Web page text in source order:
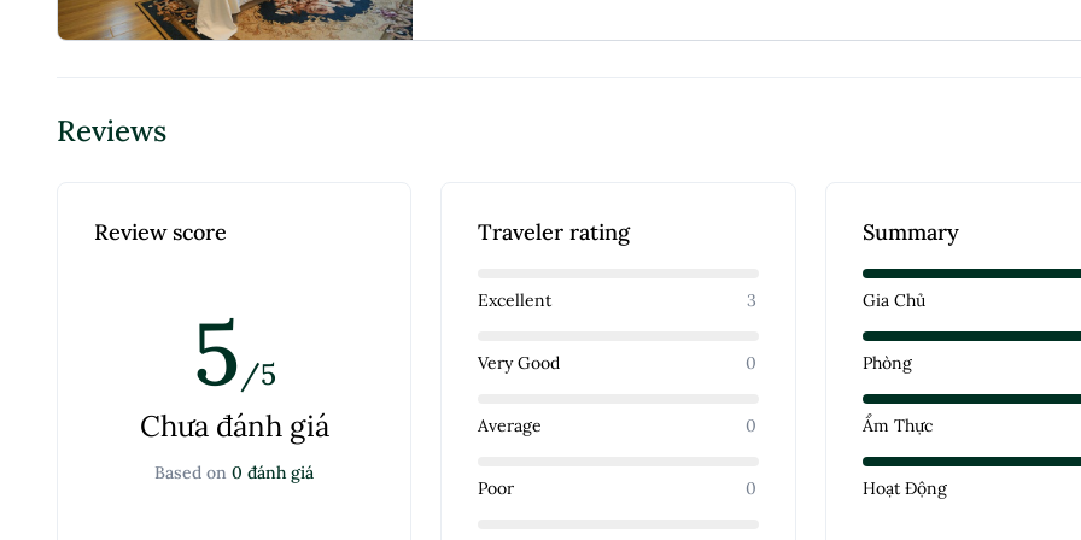
Reviews
Review score
5/5
Chưa đánh giá
Based on0 đánh giá
Traveler rating
Excellent 3
Very Good 0
Average 0
Poor 0
Summary
Gia Chủ
Phòng
Ẩm Thực
Hoạt Động